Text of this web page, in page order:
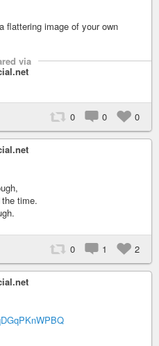
flattering image of your own
via
0 0 0
time.
0 1 2